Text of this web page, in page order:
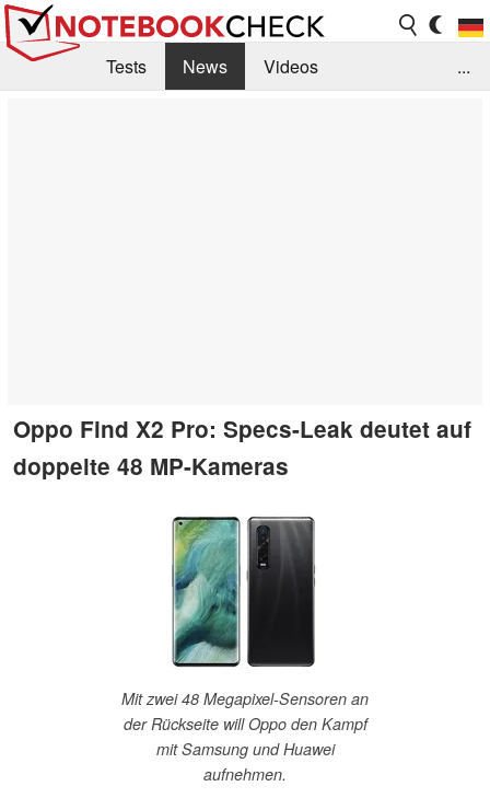
Tests News
Videos
...
Oppo Find X2 Pro: Specs-Leak deutet auf
doppelte 48 MP-Kameras
Mit zwei 48 Megapixel-Sensoren an
der Rückseite will Oppo den Kampf
mit Samsung und Huawei
aufnehmen.